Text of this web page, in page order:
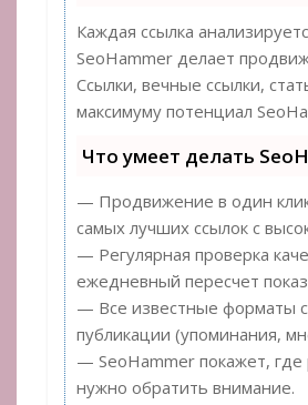
Каждая ссылка
SeoHammer делает
Ссылки, вечные ссылки,
максимуму потенциал
Что умеет делать
— Продвижение в один
самых лучших ссылок с
— Регулярная проверка
ежедневный пересчет
— Все известные форматы
публикации (упоминания,
— SeoHammer покажет, где
нужно обратить внимание.